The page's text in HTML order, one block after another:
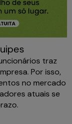
traz
Por isso,
no mercado
atuais se